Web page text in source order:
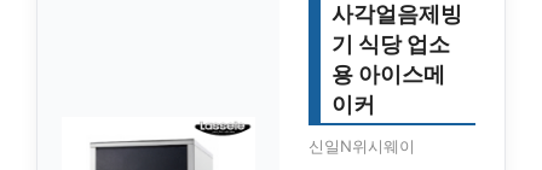
사각얼음제빙
기 식당 업소
용 아이스메
이커
신일N위시웨이